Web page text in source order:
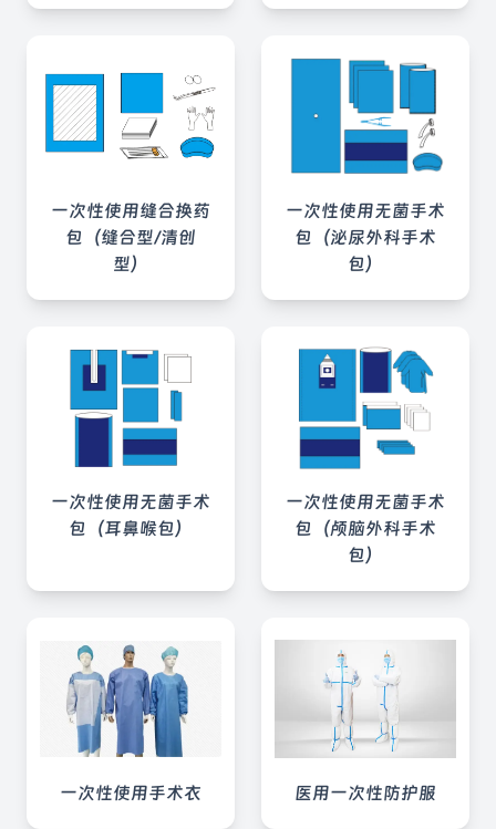
一次性使用缝合换药
包（缝合型/清创
型）
一次性使用无菌手术
包（泌尿外科手术
包）
一次性使用无菌手术
包（耳鼻喉包）
一次性使用无菌手术
包（颅脑外科手术
包）
一次性使用手术衣 医用一次性防护服